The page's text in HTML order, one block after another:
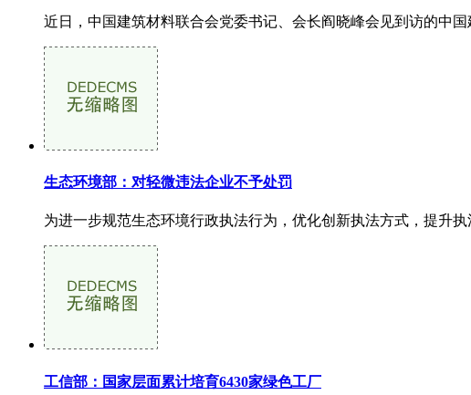
近日，中国建筑材料联合会党委书记、会长阎晓峰会见到访的中
生态环境部：对轻微违法企业不予处罚
为进一步规范生态环境行政执法行为，优化创新执法方式，提升
工信部：国家层面累计培育6430家绿色工厂